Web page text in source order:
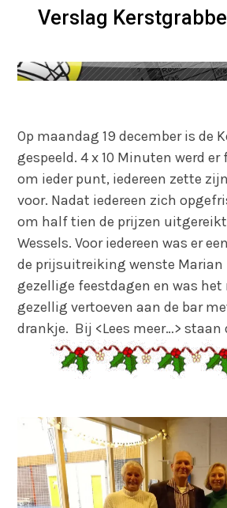
Verslag
Op maandag 19 december is de
gespeeld. 4 x 10 Minuten werd
om ieder punt, iedereen zette
voor. Nadat iedereen zich
om half tien de prijzen
Wessels. Voor iedereen was er
de prijsuitreiking wenste Marian
gezellige feestdagen en was het
gezellig vertoeven aan de bar
drankje. Bij <Lees meer…> staan